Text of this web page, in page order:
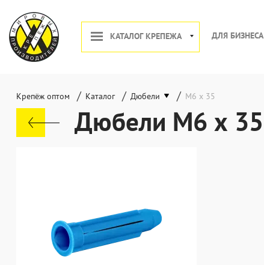
КАТАЛОГ КРЕПЕЖА ДЛЯ БИЗНЕСА
Крепёж оптом / Каталог / Дюбели / М6 х 35
Дюбели М6 х 35